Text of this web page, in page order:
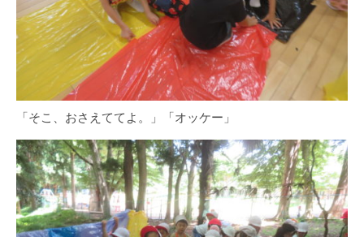
「そこ、おさえててよ。」「オッケー」